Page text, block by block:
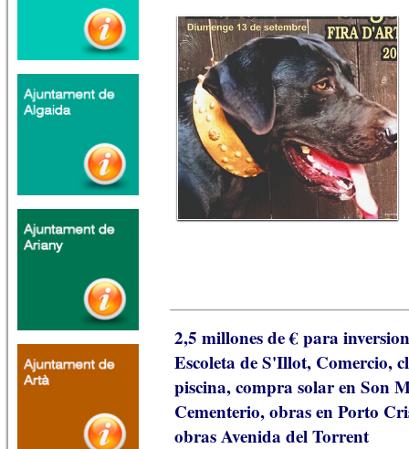
2,5 millones de € para
Escoleta de S'Illot, Comercio,
piscina, compra solar en Son
Cementerio, obras en Porto
obras Avenida del Torrent